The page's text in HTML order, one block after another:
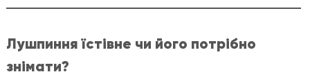
Лушпиння їстівне чи його потрібно
знімати?